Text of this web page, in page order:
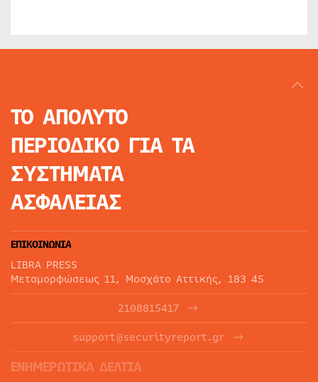
ΤΟ ΑΠΟΛΥΤΟ
ΠΕΡΙΟΔΙΚΟ ΓΙΑ ΤΑ
ΣΥΣΤΗΜΑΤΑ
ΑΣΦΑΛΕΙΑΣ
ΕΠΙΚΟΙΝΩΝΙΑ
LIBRA PRESS
Μεταμορφώσεως 11, Μοσχάτο Αττικής, 183 45
2108815417
support@securityreport.gr
ΕΝΗΜΕΡΩΤΙΚΑ ΔΕΛΤΙΑ